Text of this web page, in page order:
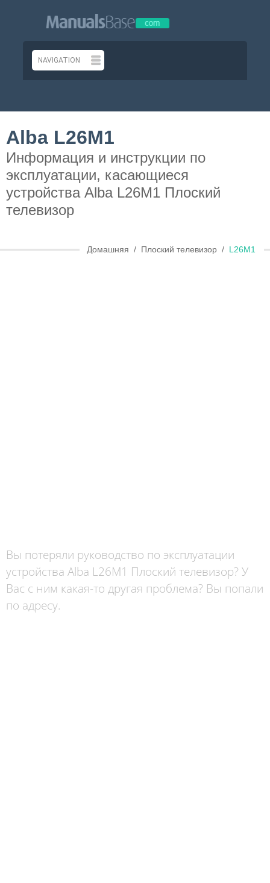
Alba L26M1
Информация и инструкции по
эксплуатации, касающиеся
устройства Alba L26M1 Плоский
телевизор
Домашняя Плоский телевизор L26M1
Вы потеряли руководство по эксплуатации
устройства Alba L26M1 Плоский телевизор? У
Вас с ним какая-то другая проблема? Вы попали
по адресу.